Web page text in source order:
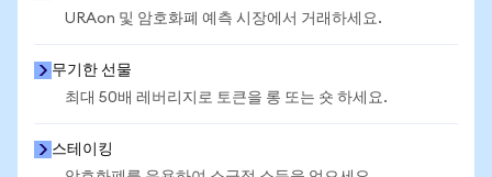
URAon 및 암호화폐 예측 시장에서 거래하세요.
무기한 선물
최대 50배 레버리지로 토큰을 롱 또는 숏 하세요.
스테이킹